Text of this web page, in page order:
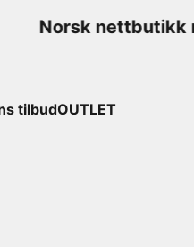
Norsk nettbutikk
tilbudOUTLET